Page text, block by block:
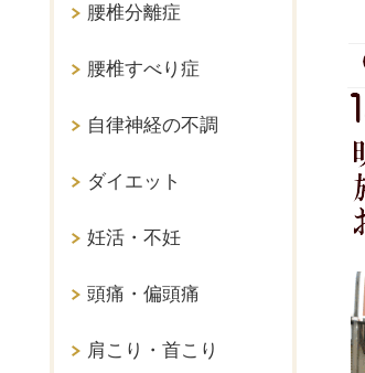
腰椎分離症
腰椎すべり症
自律神経の不調
ダイエット
妊活・不妊
頭痛・偏頭痛
肩こり・首こり